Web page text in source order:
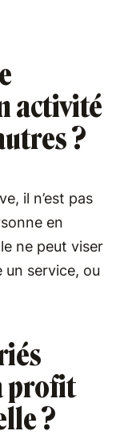
activité
?
il n’est pas
en
ne peut viser
un service, ou
profit
?